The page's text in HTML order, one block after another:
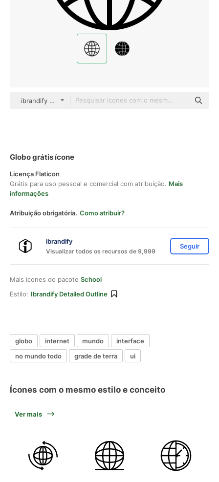
ibrandify Detailed Outline
Globo grátis ícone
Licença Flaticon
Grátis para uso pessoal e comercial com atribuição. Mais
informações
Atribuição obrigatória. Como atribuir?
ibrandify
Visualizar todos os recursos de 9,999
Seguir
Mais ícones do pacote School
Estilo: Ibrandify Detailed Outline
globo internet mundo
interface
no mundo todo
grade de terra ui
Ícones com o mesmo estilo e conceito
Ver mais